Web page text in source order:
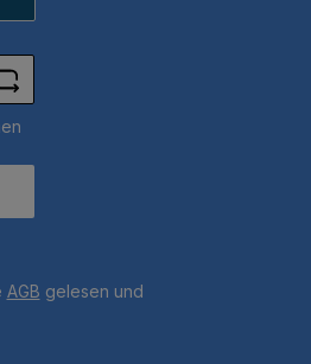
AGB gelesen und